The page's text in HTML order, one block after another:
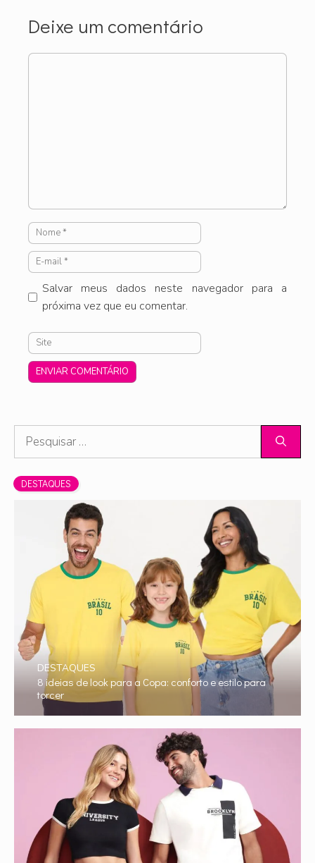
Deixe um comentário
Comentário
Nome
E-
mail
Salvar meus dados neste navegador para a
próxima vez que eu comentar.
Site
Pesquisar
DESTAQUES
8 ideias de look para a Copa: conforto e estilo para
torcer
DESTAQUES